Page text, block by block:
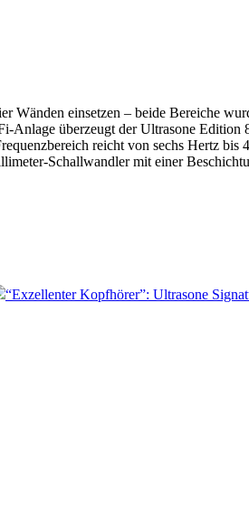
einsetzen – beide Bereiche
überzeugt der Ultrasone
reicht von sechs Hertz
Schallwandler mit einer
“Exzellenter Kopfhörer”: Ultrasone